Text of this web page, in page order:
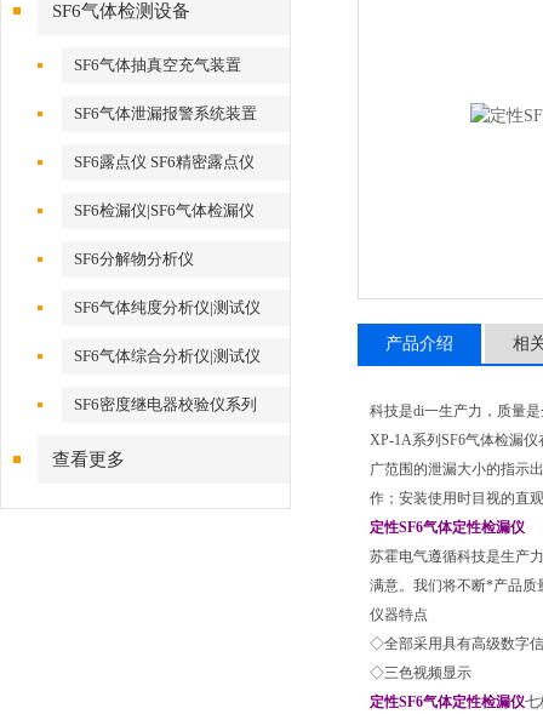
SF6气体检测设备
SF6气体抽真空充气装置
SF6气体泄漏报警系统装置
SF6露点仪 SF6精密露点仪
SF6检漏仪|SF6气体检漏仪
SF6分解物分析仪
SF6气体纯度分析仪|测试仪
SF6气体综合分析仪|测试仪
SF6密度继电器校验仪系列
查看更多
产品介绍 相
科技是di一生产力，质量
XP-1A系列SF6气体检漏
广范围的泄漏大小的指示
作；安装使用时目视的直
定性SF6气体定性检漏仪
苏霍电气遵循科技是生产
满意。我们将不断*产品质
仪器特点
◇全部采用具有高级数字
◇三色视频显示
定性SF6气体定性检漏仪七